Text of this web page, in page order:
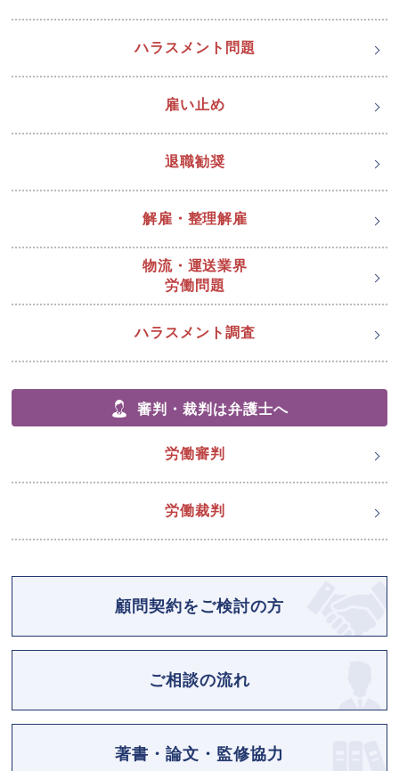
ハラスメント問題
雇い止め
退職勧奨
解雇・整理解雇
物流・運送業界
労働問題
ハラスメント調査
審判・裁判は弁護士へ
労働審判
労働裁判
顧問契約をご検討の方
ご相談の流れ
著書・論文・監修協力